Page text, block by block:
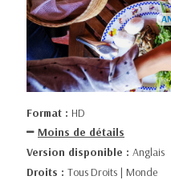
Format : HD
Moins de détails
Version disponible : Anglais
Droits : Tous Droits | Monde